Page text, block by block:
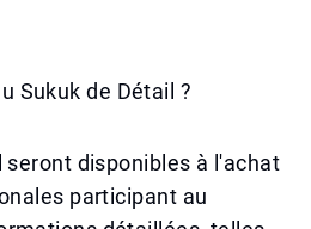
Sukuk de Détail ?
seront disponibles à l'achat
participant au